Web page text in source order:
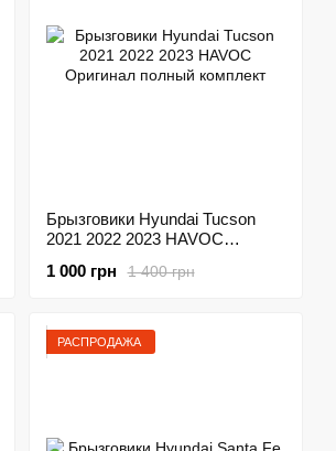
Брызговики Hyundai Tucson
2021 2022 2023 HAVOC
1 400 грн
1 000 грн
РАСПРОДАЖА